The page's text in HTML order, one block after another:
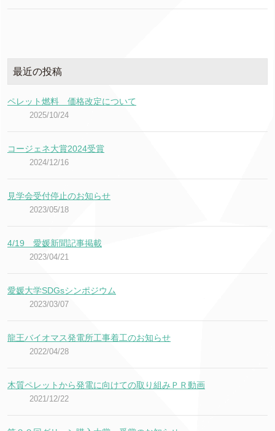
最近の投稿
ペレット燃料 価格改定について
2025/10/24
コージェネ大賞2024受賞
2024/12/16
見学会受付停止のお知らせ
2023/05/18
4/19 愛媛新聞記事掲載
2023/04/21
愛媛大学SDGsシンポジウム
2023/03/07
龍王バイオマス発電所工事着工のお知らせ
2022/04/28
木質ペレットから発電に向けての取り組みＰＲ動画
2021/12/22